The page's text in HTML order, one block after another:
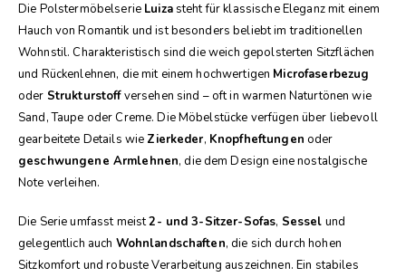
Die Polstermöbelserie Luizasteht für klassische Eleganz mit einem
Hauch von Romantik und ist besonders beliebt im traditionellen
Wohnstil. Charakteristisch sind die weich gepolsterten Sitzflächen
und Rückenlehnen, die mit einem hochwertigen Microfaserbezug
oder Strukturstoffversehen sind – oft in warmen Naturtönen wie
Sand, Taupe oder Creme. Die Möbelstücke verfügen über liebevoll
gearbeitete Details wie Zierkeder, Knopfheftungen oder
geschwungene Armlehnen, die dem Design eine nostalgische
Note verleihen.
Die Serie umfasst meist2- und 3-Sitzer-Sofas, Sessel und
gelegentlich auch Wohnlandschaften, die sich durch hohen
Sitzkomfort und robuste Verarbeitung auszeichnen. Ein stabiles